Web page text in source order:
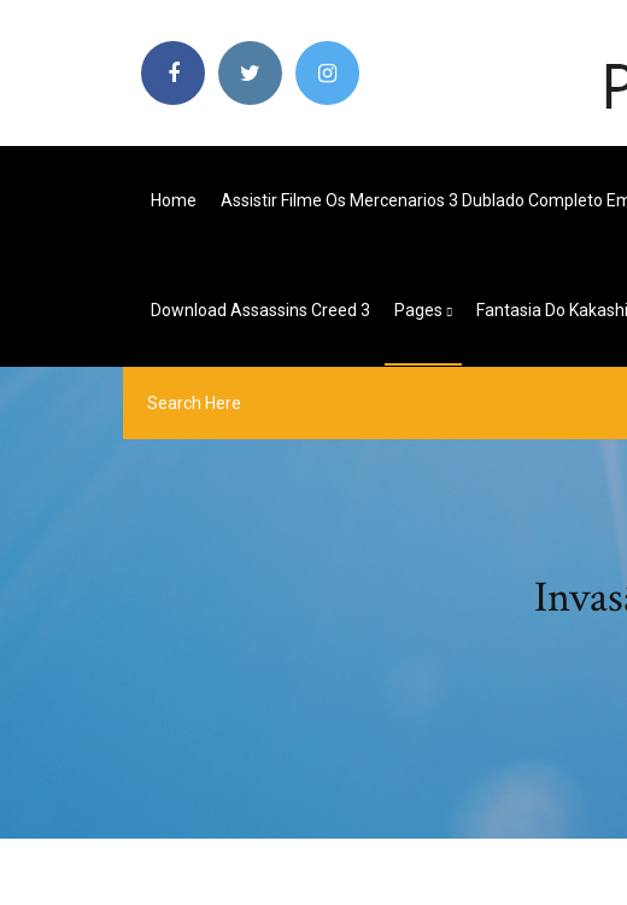
Home Assistir Filme Os Mercenarios 3 Dublado Completo
Download Assassins Creed 3 Pages Fantasia Do